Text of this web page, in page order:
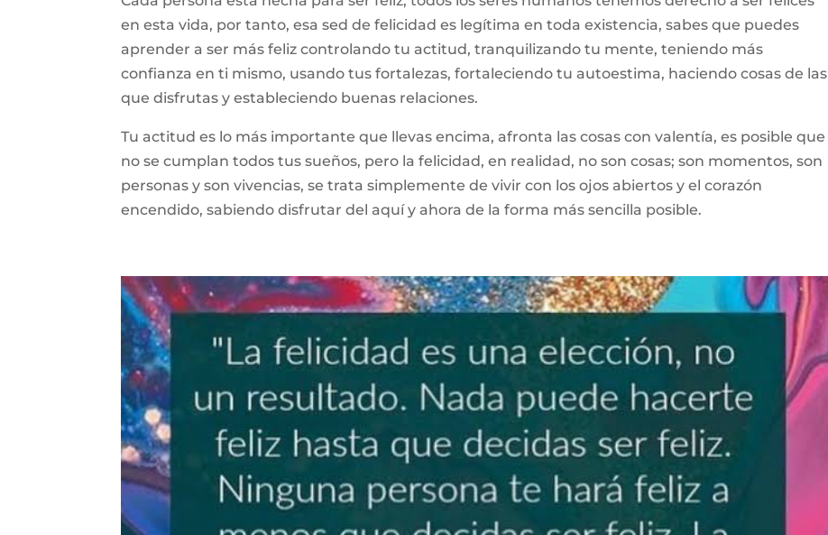
en esta vida, por tanto, esa sed de felicidad es legítima en toda existencia, sabes que puedes
aprender a ser más feliz controlando tu actitud, tranquilizando tu mente, teniendo más
confianza en ti mismo, usando tus fortalezas, fortaleciendo tu autoestima, haciendo cosas de las
que disfrutas y estableciendo buenas relaciones.
Tu actitud es lo más importante que llevas encima, afronta las cosas con valentía, es posible que
no se cumplan todos tus sueños, pero la felicidad, en realidad, no son cosas; son momentos, son
personas y son vivencias, se trata simplemente de vivir con los ojos abiertos y el corazón
encendido, sabiendo disfrutar del aquí y ahora de la forma más sencilla posible.